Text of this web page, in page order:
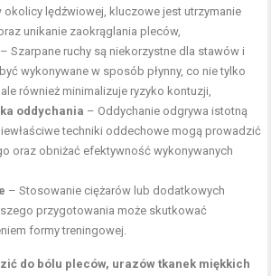
okolicy lędźwiowej, kluczowe jest utrzymanie
unikanie zaokrąglania pleców,
– Szarpane ruchy są niekorzystne dla stawów i
wykonywane w sposób płynny, co nie tylko
również minimalizuje ryzyko kontuzji,
oddychania – Oddychanie odgrywa istotną
techniki oddechowe mogą prowadzić
oraz obniżać efektywność wykonywanych
– Stosowanie ciężarów lub dodatkowych
przygotowania może skutkować
formy treningowej.
do bólu pleców, urazów tkanek miękkich